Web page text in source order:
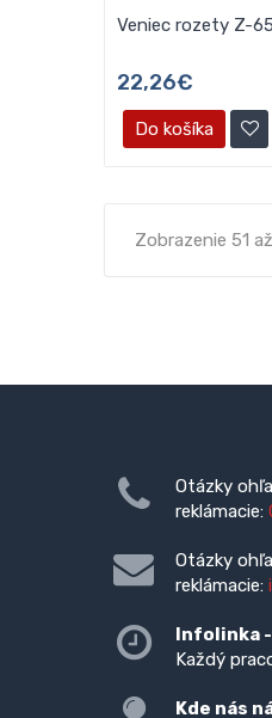
Veniec rozety Z-
22,26€
Do košíka
Zobrazenie 51
Otázky
reklámacie:
Otázky
reklámacie:
Infolinka -
Každý
Kde nás